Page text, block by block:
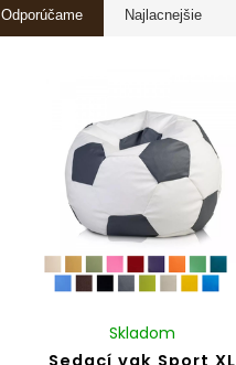
Odporúčame Najlacnejšie
Skladom